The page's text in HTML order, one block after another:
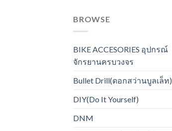
BROWSE
BIKE ACCESORIES อุปกรณ์
จักรยานครบวงจร
Bullet Drill(ดอกสว่านบูลเล็ท)
DIY(Do It Yourself)
DNM